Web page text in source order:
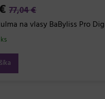
77,04 €
na vlasy BaByliss Pro